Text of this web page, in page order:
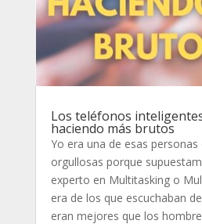
Los teléfonos
haciendo más brutos
Yo era una de esas personas
orgullosas porque
experto en Multitasking o
era de los que escuchaban
eran mejores que los